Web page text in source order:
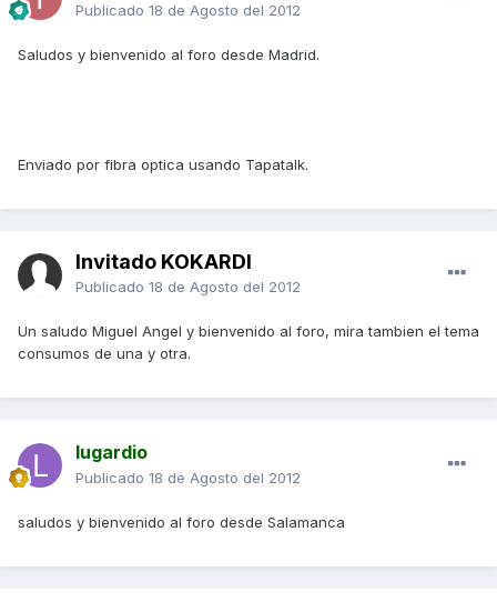
Publicado 18 de Agosto del 2012
Saludos y bienvenido al foro desde Madrid.
Enviado por fibra optica usando Tapatalk.
Invitado KOKARDI
Publicado 18 de Agosto del 2012
Un saludo Miguel Angel y bienvenido al foro, mira tambien el tema
consumos de una y otra.
lugardio
Publicado 18 de Agosto del 2012
saludos y bienvenido al foro desde Salamanca